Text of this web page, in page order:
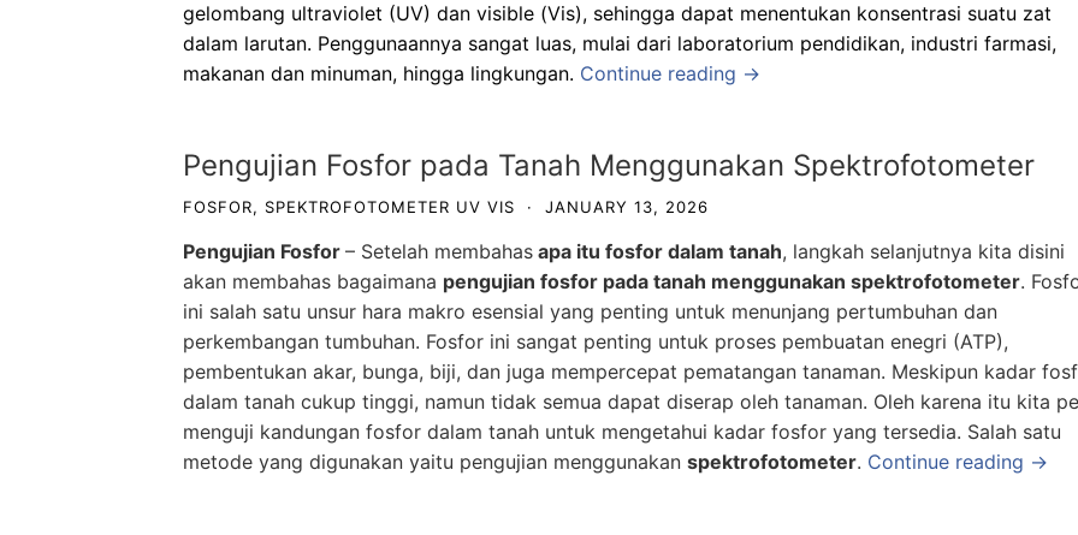
gelombang ultraviolet (UV) dan visible (Vis), sehingga dapat menentukan konsentrasi suatu zat
dalam larutan. Penggunaannya sangat luas, mulai dari laboratorium pendidikan, industri farmasi,
makanan dan minuman, hingga lingkungan. Continue reading →
Pengujian Fosfor pada Tanah Menggunakan Spektrofotometer
FOSFOR, SPEKTROFOTOMETER UV VIS · JANUARY 13, 2026
Pengujian Fosfor – Setelah membahas apa itu fosfor dalam tanah, langkah selanjutnya kita disini
akan membahas bagaimana pengujian fosfor pada tanah menggunakan spektrofotometer.
ini salah satu unsur hara makro esensial yang penting untuk menunjang pertumbuhan dan
perkembangan tumbuhan. Fosfor ini sangat penting untuk proses pembuatan enegri (ATP),
pembentukan akar, bunga, biji, dan juga mempercepat pematangan tanaman. Meskipun kadar
dalam tanah cukup tinggi, namun tidak semua dapat diserap oleh tanaman. Oleh karena itu kita
menguji kandungan fosfor dalam tanah untuk mengetahui kadar fosfor yang tersedia. Salah satu
metode yang digunakan yaitu pengujian menggunakan spektrofotometer. Continue reading →